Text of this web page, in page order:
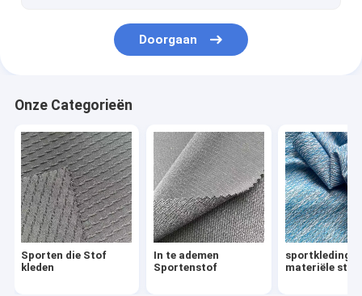
Eenvormige Doekstof
Gedrukte Microfiber-Stof
gerecycleerde polyesterstof
gedrukte spandex stof
Huis Textielstoffen
Doorgaan
Onze Categorieën
Sporten die Stof
kleden
In te ademen
Sportenstof
sportkledings
materiële stof